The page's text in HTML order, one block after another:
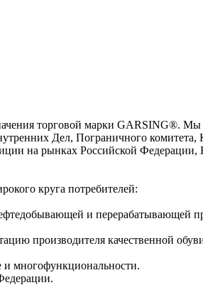
торговой марки GARSING®.
Дел, Пограничного комитета,
на рынках Российской
круга потребителей:
и перерабатывающей
производителя качественной
и многофункциональности.